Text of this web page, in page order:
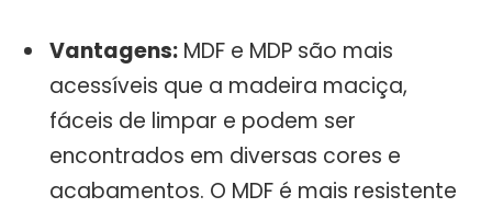
Vantagens: MDF e MDP são mais
acessíveis que a madeira maciça,
fáceis de limpar e podem ser
encontrados em diversas cores e
acabamentos. O MDF é mais resistente